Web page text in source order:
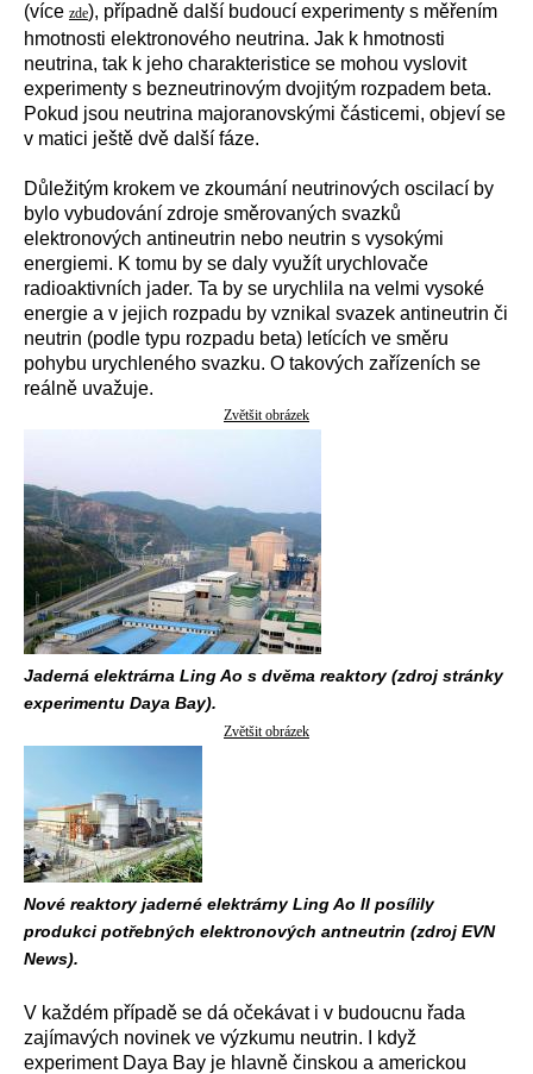
(více zde), případně další budoucí experimenty s měřením
hmotnosti elektronového neutrina. Jak k hmotnosti
neutrina, tak k jeho charakteristice se mohou vyslovit
experimenty s bezneutrinovým dvojitým rozpadem beta.
Pokud jsou neutrina majoranovskými částicemi, objeví se
v matici ještě dvě další fáze.
Důležitým krokem ve zkoumání neutrinových oscilací by
bylo vybudování zdroje směrovaných svazků
elektronových antineutrin nebo neutrin s vysokými
energiemi. K tomu by se daly využít urychlovače
radioaktivních jader. Ta by se urychlila na velmi vysoké
energie a v jejich rozpadu by vznikal svazek antineutrin či
neutrin (podle typu rozpadu beta) letících ve směru
pohybu urychleného svazku. O takových zařízeních se
reálně uvažuje.
Zvětšit obrázek
Jaderná elektrárna Ling Ao s dvěma reaktory (zdroj stránky
experimentu Daya Bay).
Zvětšit obrázek
Nové reaktory jaderné elektrárny Ling Ao II posílily
produkci potřebných elektronových antneutrin (zdroj EVN
News).
V každém případě se dá očekávat i v budoucnu řada
zajímavých novinek ve výzkumu neutrin. I když
experiment Daya Bay je hlavně činskou a americkou